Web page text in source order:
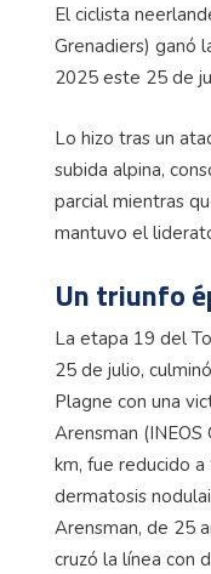
El ciclista
Grenadiers) ganó
2025 este 25 de
Lo hizo tras un
subida alpina,
parcial mientras
mantuvo el
Un triunfo
La etapa 19 del
25 de julio,
Plagne con una
Arensman
km, fue reducido
dermatosis
Arensman, de 25
cruzó la línea con